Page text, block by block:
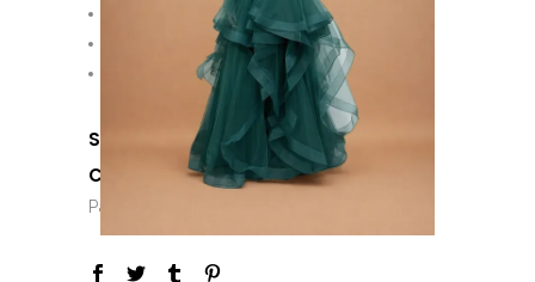
Pagamento Rateale
Personalizzazioni
Consulenza di stile
SKU:
CATEGORIES:F&P,Girl,Lady
Paillettes